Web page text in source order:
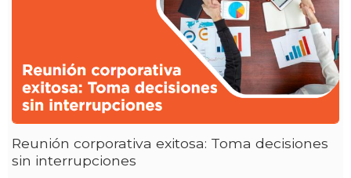
Reunión corporativa exitosa: Toma decisiones
sin interrupciones